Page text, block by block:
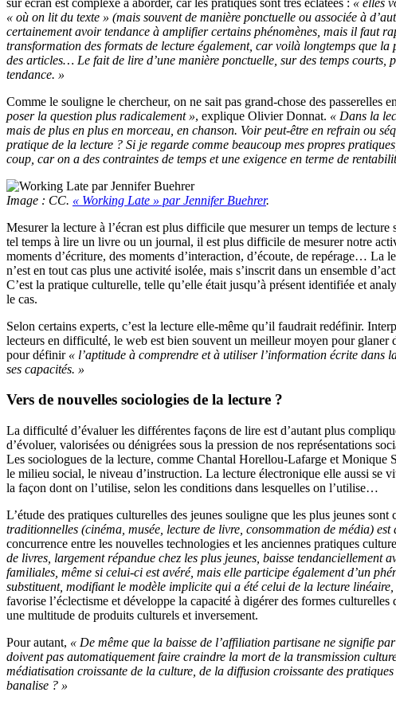
« où on lit du texte » (mais souvent de manière ponctuelle ou associée à
certainement avoir tendance à amplifier certains phénomènes, mais il faut
transformation des formats de lecture également, car voilà longtemps que
des articles… Le fait de lire d’une manière ponctuelle, sur des temps courts,
tendance. »
Comme le souligne le chercheur, on ne sait pas grand-chose des passerelles
poser la question plus radicalement », explique Olivier Donnat. « Dans la
mais de plus en plus en morceau, en chanson. Voir peut-être en refrain ou
pratique de la lecture ? Si je regarde comme beaucoup mes propres
coup, car on a des contraintes de temps et une exigence en terme de
Image : CC. « Working Late » par Jennifer Buehrer.
Mesurer la lecture à l’écran est plus difficile que mesurer un temps de
tel temps à lire un livre ou un journal, il est plus difficile de mesurer notre
moments d’écriture, des moments d’interaction, d’écoute, de repérage… La
n’est en tout cas plus une activité isolée, mais s’inscrit dans un ensemble
C’est la pratique culturelle, telle qu’elle était jusqu’à présent identifiée et
le cas.
Selon certains experts, c’est la lecture elle-même qu’il faudrait redéfinir.
lecteurs en difficulté, le web est bien souvent un meilleur moyen pour glaner
pour définir « l’aptitude à comprendre et à utiliser l’information écrite dans
ses capacités. »
Vers de nouvelles sociologies de la lecture ?
La difficulté d’évaluer les différentes façons de lire est d’autant plus
d’évoluer, valorisées ou dénigrées sous la pression de nos représentations
Les sociologues de la lecture, comme Chantal Horellou-Lafarge et Monique
le milieu social, le niveau d’instruction. La lecture électronique elle aussi se
la façon dont on l’utilise, selon les conditions dans lesquelles on l’utilise…
L’étude des pratiques culturelles des jeunes souligne que les plus jeunes
traditionnelles (cinéma, musée, lecture de livre, consommation de média)
concurrence entre les nouvelles technologies et les anciennes pratiques
de livres, largement répandue chez les plus jeunes, baisse tendanciellement
familiales, même si celui-ci est avéré, mais elle participe également d’un
substituent, modifiant le modèle implicite qui a été celui de la lecture
favorise l’éclectisme et développe la capacité à digérer des formes
une multitude de produits culturels et inversement.
Pour autant, « De même que la baisse de l’affiliation partisane ne signifie
doivent pas automatiquement faire craindre la mort de la transmission
médiatisation croissante de la culture, de la diffusion croissante des
banalise ? »